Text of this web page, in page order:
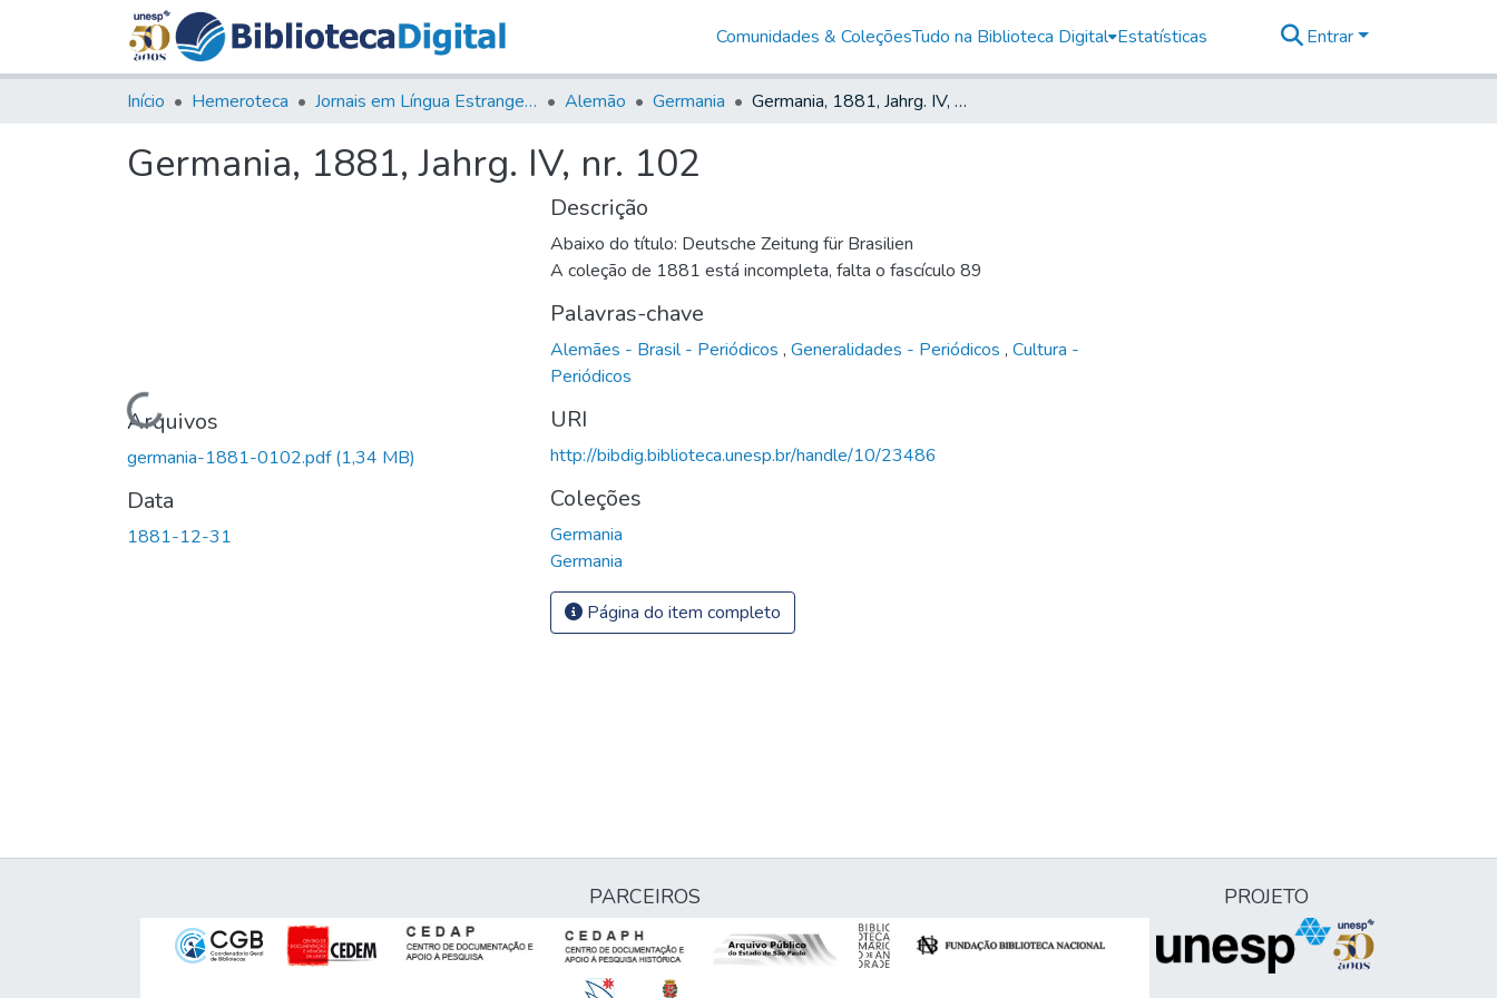
Comunidades & ColeçõesTudo na Biblioteca Digital Estatísticas Entrar
Início Hemeroteca Jornais em Língua Estrangeira Alemão Germania Germania, 1881, Jahrg. IV, nr. 102
Germania, 1881, Jahrg. IV, nr. 102
Carregando...
Arquivos
germania-1881-0102.pdf(1,34 MB)
Data
1881-12-31
Descrição
Abaixo do título: Deutsche Zeitung für Brasilien
A coleção de 1881 está incompleta, falta o fascículo 89
Palavras-chave
Alemães - Brasil - Periódicos , Generalidades - Periódicos , Cultura -
Periódicos
URI
http://bibdig.biblioteca.unesp.br/handle/10/23486
Coleções
Germania
Germania
Página do item completo
PARCEIROS PROJETO